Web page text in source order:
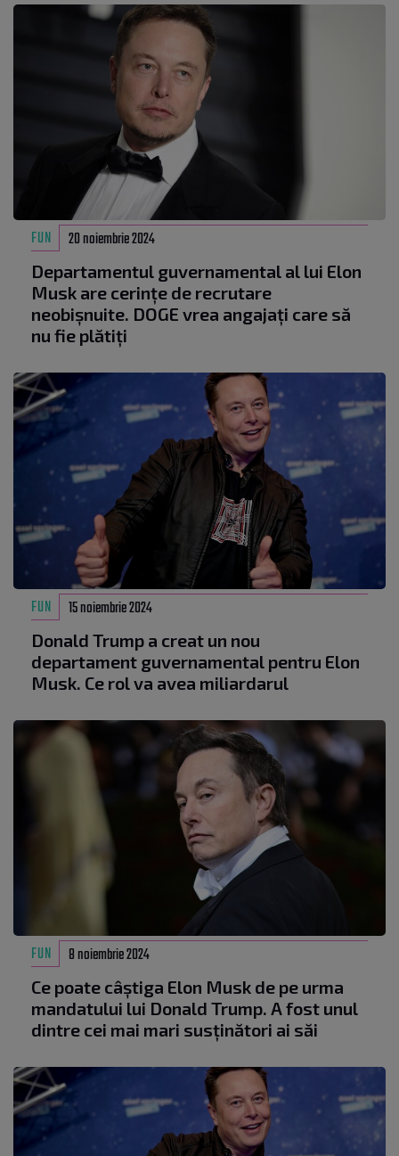
FUN 20 noiembrie 2024
Departamentul guvernamental al lui Elon
Musk are cerințe de recrutare
neobișnuite. DOGE vrea angajați care să
nu fie plătiți
FUN 15 noiembrie 2024
Donald Trump a creat un nou
departament guvernamental pentru Elon
Musk. Ce rol va avea miliardarul
FUN 8 noiembrie 2024
Ce poate câștiga Elon Musk de pe urma
mandatului lui Donald Trump. A fost unul
dintre cei mai mari susținători ai săi